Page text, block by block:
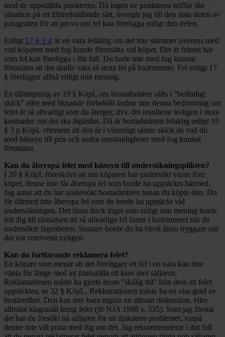
med de uppställda punkterna. Då ingen av punkterna träffar din
situation på ett tillfredställande sätt, övergår jag till den sista delen av
paragrafen för att prova om fel kan föreligga enligt den delen.
Enligt 17 § 3 st är en vara felaktig om det inte stämmer överens med
vad köparen med fog kunde förutsätta vid köpet. Det är främst här
som fel kan föreligga i ditt fall. Du hade inte med fog kunnat
förutsätta att det skulle vara så stora fel på badrummet. Fel enligt 17
§ föreligger alltså enligt min mening.
En tillämpning av 19 § KöpL om bostadsrätten sålts i "befintligt
skick" eller med liknande förbehåll ändrar inte denna bedömning om
felet är så allvarligt som du återger, dvs. det resulterar troligen i stora
kostnader om det ska åtgärdas. Då är bostadsrätten felaktig enligt 19
§ 3 p KöpL eftersom att den är i väsenligt sämre skick än vad du
med hänsyn till pris och andra omständigheter med fog kunnat
förutsätta.
Kan du åberopa felet med hänsyn till undersökningsplikten?
I 20 § KöpL föreskrivs att om köparen har undersökt varan före
köpet, denne inte får åberopa fel som borde ha upptäckts härmed.
Jag antar att du har undersökt bostadsrätten innan du köpte den. Du
får därmed inte åberopa fel som du borde ha upptäckt vid
undersökningen. Det finns dock inget som enligt min mening borde
lett dig till slutsatsen att så allvarliga fel fanns i badrummet när du
undersökte lägenheten. Snarare borde du ha blivit ännu tryggare när
det var renoverat nyligen.
Kan du fortfarande reklamera felet?
En köpare som menar att det föreligger ett fel i en vara kan inte
vänta för länge med att framställa ett krav mot säljaren.
Reklamationen måste ha gjorts inom "skälig tid" från dess att felet
upptäcktes, se 32 § KöpL. Reklamationen måste ha en viss grad av
bestämdhet. Den kan inte bara utgöra en allmän diskussion, eller
allmänt klagomål kring felet (jfr NJA 1988 s. 335). Som jag förstår
det har du försökt nå säljaren för att diskutera problemet, varpå
denne inte vill prata med dig om det. Jag rekommenderar i ditt fall